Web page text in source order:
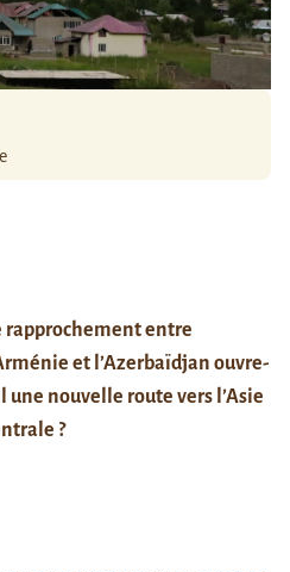
rapprochement entre
et l’Azerbaïdjan ouvre-
une nouvelle route vers l’Asie
?